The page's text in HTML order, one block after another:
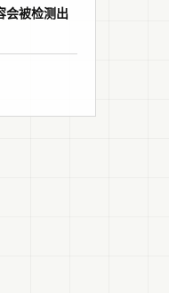
会被检测出